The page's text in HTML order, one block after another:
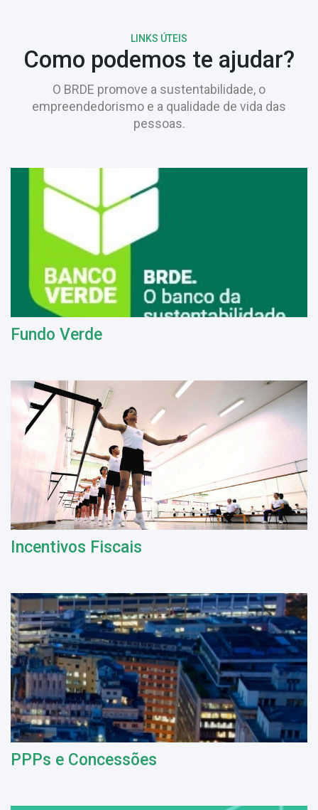
LINKS ÚTEIS
Como podemos te ajudar?
O BRDE promove a sustentabilidade, o
empreendedorismo e a qualidade de vida das
pessoas.
Fundo Verde
Incentivos Fiscais
PPPs e Concessões